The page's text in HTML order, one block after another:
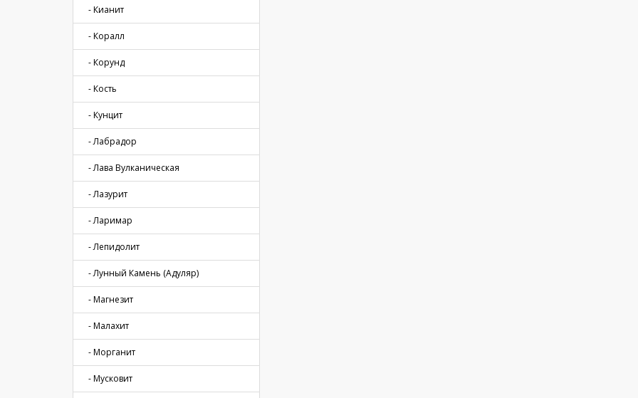
- Кианит
- Коралл
- Корунд
- Кость
- Кунцит
- Лабрадор
- Лава Вулканическая
- Лазурит
- Ларимар
- Лепидолит
- Лунный Камень (Адуляр)
- Магнезит
- Малахит
- Морганит
- Мусковит